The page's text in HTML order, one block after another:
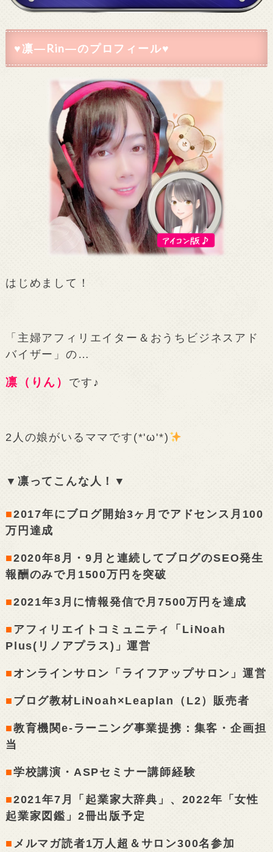
♥凛―Rin―のプロフィール♥
はじめまして！
「主婦アフィリエイター＆おうちビジネスアド
バイザー」の…
凛（りん） です♪
2人の娘がいるママです(*'ω'*)
▼凛ってこんな人！▼
■2017年にブログ開始3ヶ月でアドセンス月100
万円達成
■2020年8月・9月と連続してブログのSEO発生
報酬のみで月1500万円を突破
■2021年3月に情報発信で月7500万円を達成
■ アフィリエイトコミュニティ「LiNoah
Plus(リノアプラス)」運営
■ オンラインサロン「ライフアップサロン」運営
■ ブログ教材LiNoah×Leaplan（L2）販売者
■教育機関e-ラーニング事業提携：集客・企画担
当
■学校講演・ASPセミナー講師経験
■2021年7月「起業家大辞典」、2022年「女性
起業家図鑑」2冊出版予定
■ メルマガ読者1万人超＆サロン300名参加